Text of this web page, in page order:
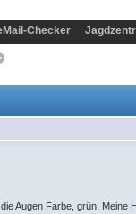
Checker
Augen Farbe, grün,